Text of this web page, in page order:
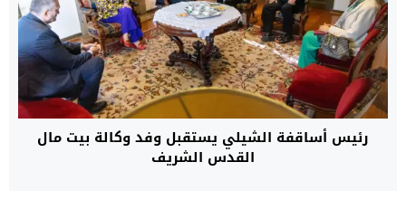
رئيس أساقفة الشيلي يستقبل وفد وكالة بيت مال
القدس الشريف